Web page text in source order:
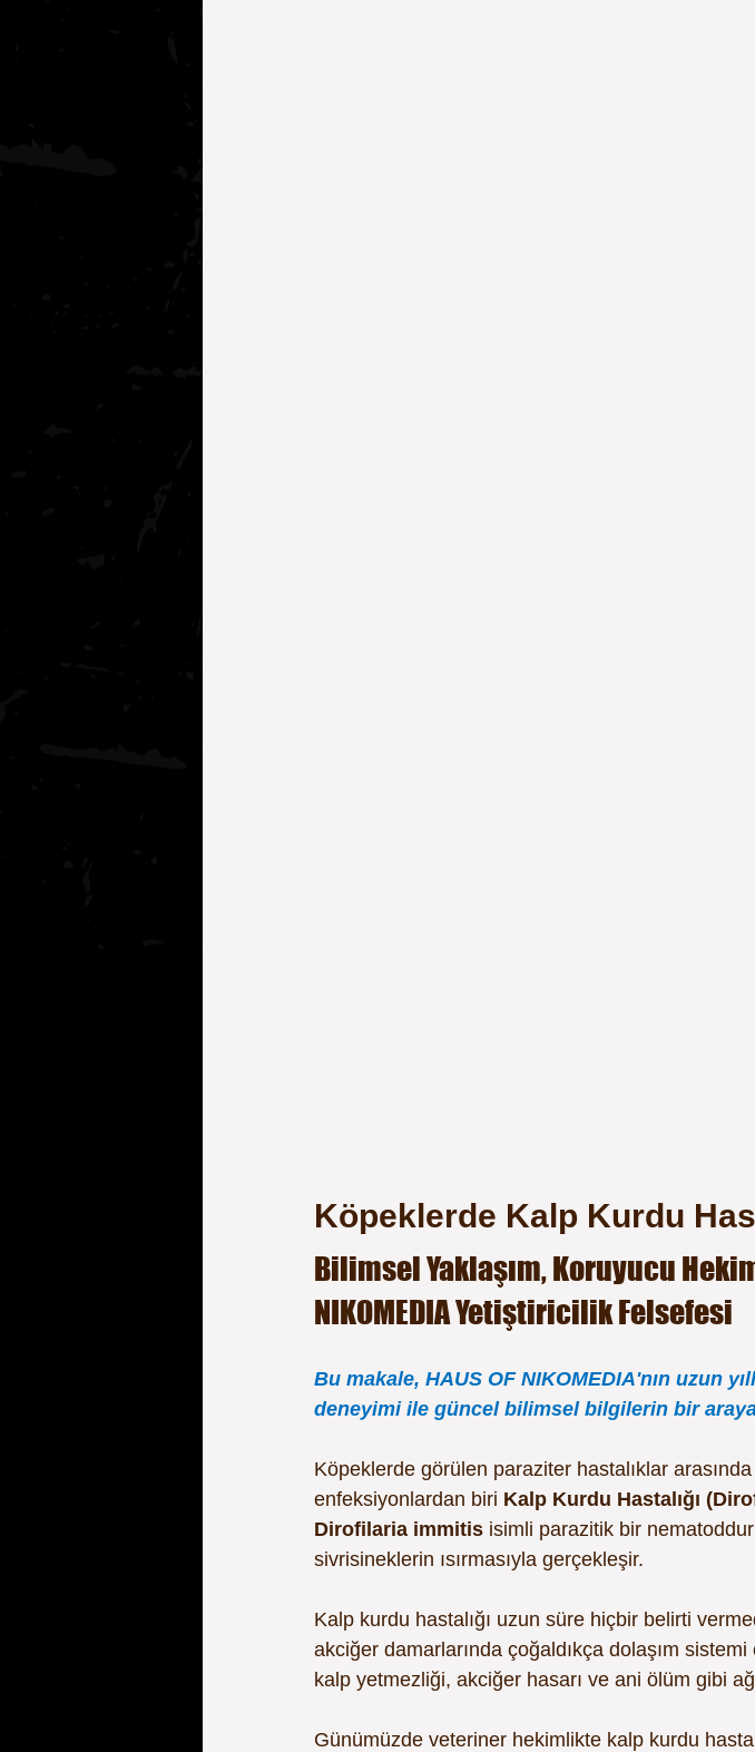
Köpeklerde Kalp Kurdu
Bilimsel Yaklaşım, Koruyucu
NIKOMEDIA Yetiştiricilik Felsefesi
Bu makale, HAUS OF NIKOMEDIA'nın uzun
deneyimi ile güncel bilimsel bilgilerin bir
Köpeklerde görülen paraziter hastalıklar
enfeksiyonlardan biri Kalp Kurdu Hastalığı
Dirofilaria immitis isimli parazitik bir
sivrisineklerin ısırmasıyla gerçekleşir.
Kalp kurdu hastalığı uzun süre hiçbir belirti
akciğer damarlarında çoğaldıkça dolaşım
kalp yetmezliği, akciğer hasarı ve ani ölüm gibi
Günümüzde veteriner hekimlikte kalp kurdu